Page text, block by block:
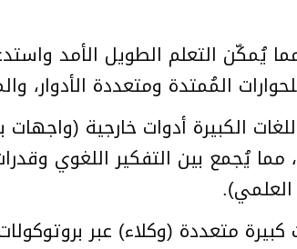
المُمتدة ومتعددة الأدوار،
الكبيرة أدوات خارجية (واجهات
مما يُجمع بين التفكير اللغوي
العلمي).
كبيرة متعددة (وكلاء) عبر